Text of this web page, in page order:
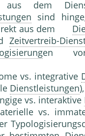
dem
sind
aus dem
Zeitvertreib-
en
vs. integrative
Dienstleistungen),
vs. interaktive
vs.